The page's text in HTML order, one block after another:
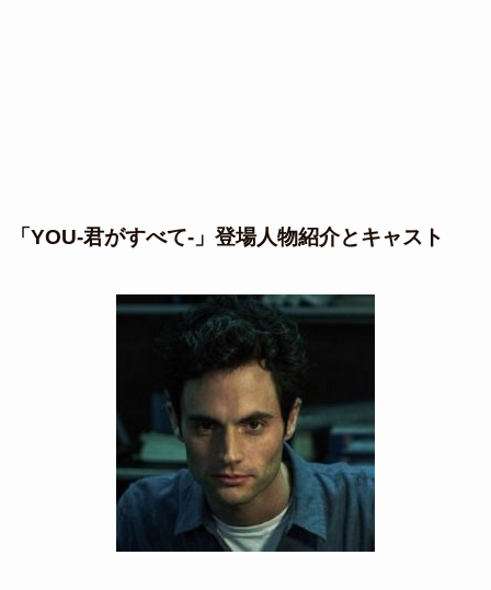
「YOU-君がすべて-」登場人物紹介とキャスト